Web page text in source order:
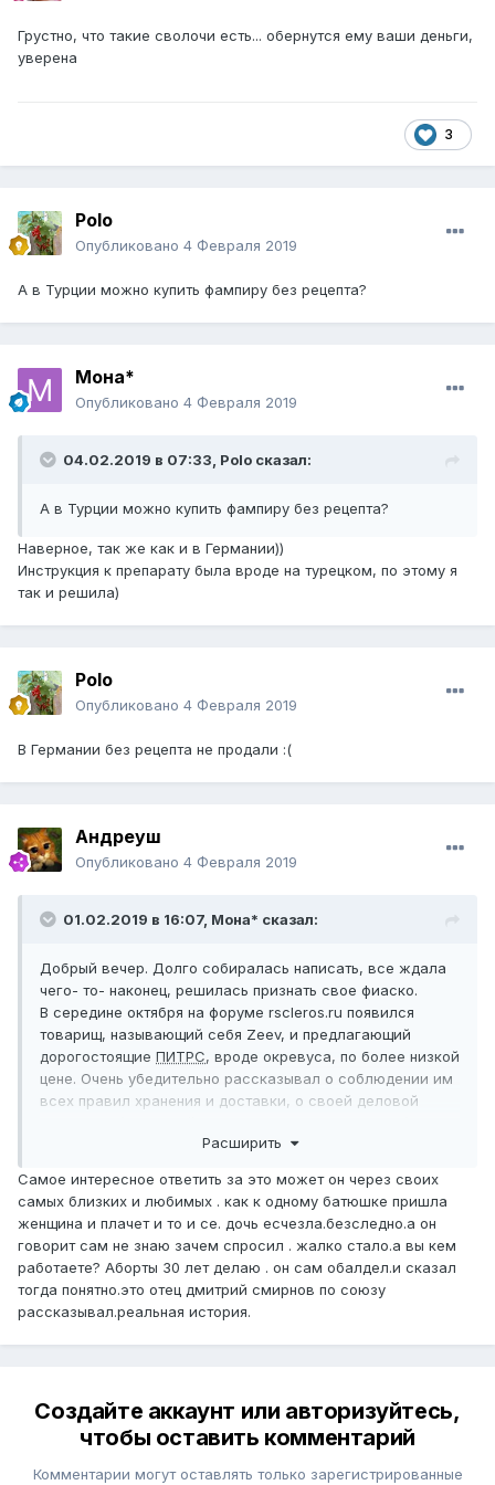
Грустно, что такие сволочи есть... обернутся ему ваши деньги,
уверена
3
Polo
Опубликовано 4 Февраля 2019
А в Турции можно купить фампиру без рецепта?
Мона*
Опубликовано 4 Февраля 2019
04.02.2019 в 07:33, Polo сказал:
А в Турции можно купить фампиру без рецепта?
Наверное, так же как и в Германии))
Инструкция к препарату была вроде на турецком, по этому я
так и решила)
Polo
Опубликовано 4 Февраля 2019
В Германии без рецепта не продали :(
Андреуш
Опубликовано 4 Февраля 2019
01.02.2019 в 16:07, Мона* сказал:
Добрый вечер. Долго собиралась написать, все ждала
чего- то- наконец, решилась признать свое фиаско.
В середине октября на форуме rscleros.ru появился
товарищ, называющий себя Zeev, и предлагающий
дорогостоящие ПИТРС, вроде окревуса, по более низкой
цене. Очень убедительно рассказывал о соблюдении им
всех правил хранения и доставки, о своей деловой
решилась заказать у него фампиру, цена которой
заказывала раньше. И мне действительно без проблем
доставили одну упаковку (похоже, турецкого
происхождения).
Ближе к новому году я решила заказать 2 упаковки (с
учетом праздников). 19 ноября я перевела 30 тыс.
рублей, и стала ждать доставки. Ждала до 13 декабря,
за это время я чего только не услышала: у товарища
были личные проблемы, потом подвела транспортная
тоже исчез... Мое настроение и состояние усугублялось
тем, что мой запас фампиры закончился в начале
декабря. Кто ее принимает- знает как ходится после
резкой отмены.
Расширить
Самое интересное ответить за это может он через своих
самых близких и любимых . как к одному батюшке пришла
женщина и плачет и то и се. дочь есчезла.безследно.а он
говорит сам не знаю зачем спросил . жалко стало.а вы кем
работаете? Аборты 30 лет делаю . он сам обалдел.и сказал
тогда понятно.это отец дмитрий смирнов по союзу
рассказывал.реальная история.
Создайте аккаунт или авторизуйтесь,
чтобы оставить комментарий
Комментарии могут оставлять только зарегистрированные